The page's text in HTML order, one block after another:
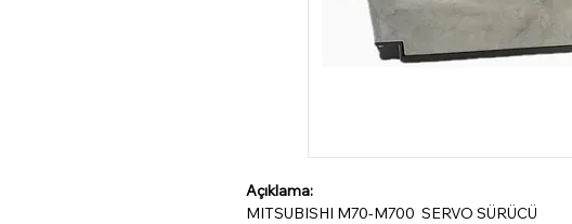
Açıklama:
MITSUBISHI M70-M700 SERVO SÜRÜCÜ